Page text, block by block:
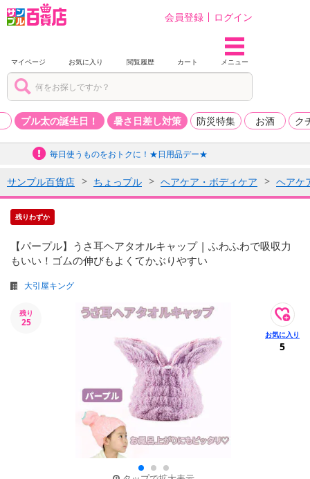
会員登録 ログイン
マイページ お気に入り 閲覧履歴 カート メニュー
プル太の誕生日！ 暑さ日差し対策 防災特集 お酒 ク
毎日使うものをおトクに！★日用品デー★
サンプル百貨店 ちょっプル ヘアケア・ボディケア ヘアケ
残りわずか
【パープル】うさ耳ヘアタオルキャップ | ふわふわで吸収力
もいい！ゴムの伸びもよくてかぶりやすい
大引屋キング
残り
25
5